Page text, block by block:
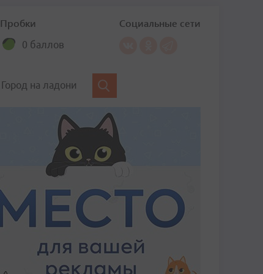
Пробки
0 баллов
Социальные сети
Город на ладони